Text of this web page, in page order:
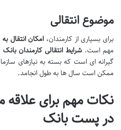
موضوع انتقالی
برای بسیاری از کارمندان، امکان انتقال
مهم است.شرایط انتقالی کارمندان بانک
گیرانه ای است که بسته به نیازهای
ممکن است سال ها به طول انجامد.
نکات مهم برای علاقه
در پست بانک